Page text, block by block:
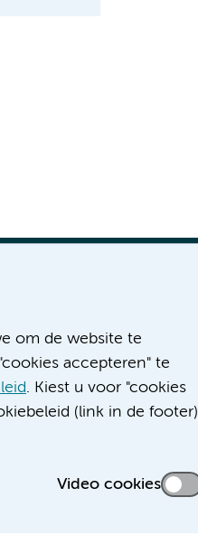
om de website te
accepteren" te
. Kiest u voor "cookies
(link in de footer)
Video cookies